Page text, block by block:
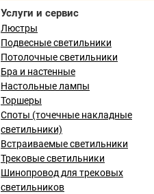
Услуги и сервис
Люстры
Подвесные светильники
Потолочные светильники
Бра и настенные
Настольные лампы
Торшеры
Споты (точечные накладные
светильники)
Встраиваемые светильники
Трековые светильники
Шинопровод для трековых
светильников